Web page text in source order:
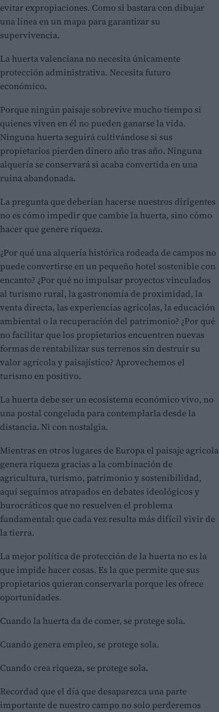
evitar expropiaciones. Como si bastara con dibujar
una línea en un mapa para garantizar su
supervivencia.
La huerta valenciana no necesita únicamente
protección administrativa. Necesita futuro
económico.
Porque ningún paisaje sobrevive mucho tiempo si
quienes viven en él no pueden ganarse la vida.
Ninguna huerta seguirá cultivándose si sus
propietarios pierden dinero año tras año. Ninguna
alquería se conservará si acaba convertida en una
ruina abandonada.
La pregunta que deberían hacerse nuestros dirigentes
no es cómo impedir que cambie la huerta, sino cómo
hacer que genere riqueza.
¿Por qué una alquería histórica rodeada de campos no
puede convertirse en un pequeño hotel sostenible con
encanto? ¿Por qué no impulsar proyectos vinculados
al turismo rural, la gastronomía de proximidad, la
venta directa, las experiencias agrícolas, la educación
ambiental o la recuperación del patrimonio? ¿Por qué
no facilitar que los propietarios encuentren nuevas
formas de rentabilizar sus terrenos sin destruir su
valor agrícola y paisajístico? Aprovechemos el
turismo en positivo.
La huerta debe ser un ecosistema económico vivo, no
una postal congelada para contemplarla desde la
distancia. Ni con nostalgia.
Mientras en otros lugares de Europa el paisaje agrícola
genera riqueza gracias a la combinación de
agricultura, turismo, patrimonio y sostenibilidad,
aquí seguimos atrapados en debates ideológicos y
burocráticos que no resuelven el problema
fundamental: que cada vez resulta más difícil vivir de
la tierra.
La mejor política de protección de la huerta no es la
que impide hacer cosas. Es la que permite que sus
propietarios quieran conservarla porque les ofrece
oportunidades.
Cuando la huerta da de comer, se protege sola.
Cuando genera empleo, se protege sola.
Cuando crea riqueza, se protege sola.
Recordad que el día que desaparezca una parte
importante de nuestro campo no solo perderemos